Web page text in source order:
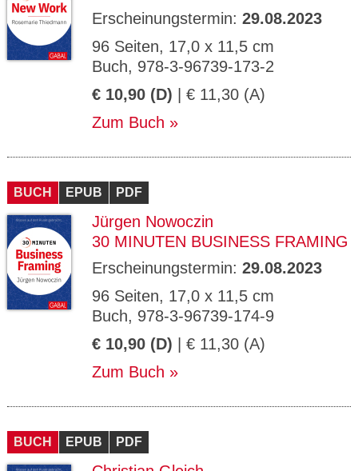
Erscheinungstermin: 29.08.2023
96 Seiten, 17,0 x 11,5 cm
Buch, 978-3-96739-173-2
€ 10,90 (D) | € 11,30 (A)
Zum Buch
BUCH EPUB PDF
Jürgen Nowoczin
30 MINUTEN BUSINESS FRAMING
Erscheinungstermin: 29.08.2023
96 Seiten, 17,0 x 11,5 cm
Buch, 978-3-96739-174-9
€ 10,90 (D) | € 11,30 (A)
Zum Buch
BUCH EPUB PDF